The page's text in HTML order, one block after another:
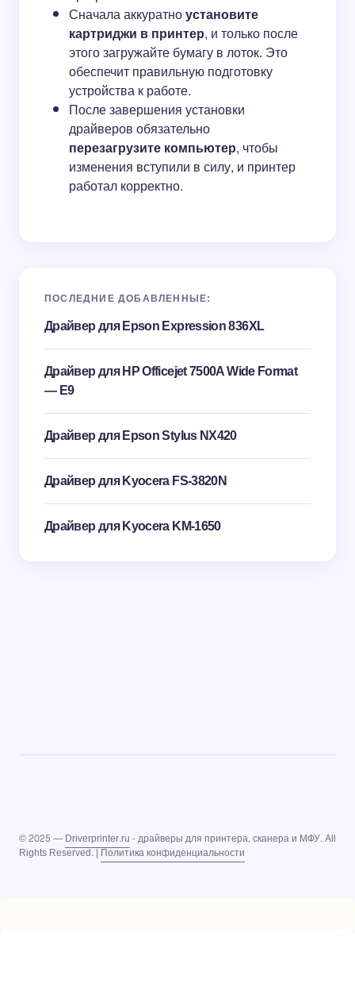
Сначала аккуратноустановите
картриджи в принтер, и только после
этого загружайте бумагу в лоток. Это
обеспечит правильную подготовку
устройства к работе.
После завершения установки
драйверов обязательно
перезагрузите компьютер, чтобы
изменения вступили в силу, и принтер
работал корректно.
ПОСЛЕДНИЕ ДОБАВЛЕННЫЕ:
Драйвер для Epson Expression 836XL
Драйвер для HP Officejet 7500A Wide Format
— E9
Драйвер для Epson Stylus NX420
Драйвер для Kyocera FS-3820N
Драйвер для Kyocera KM-1650
© 2025 —Driverprinter.ru- драйверы для принтера, сканера и МФУ. All
Rights Reserved. |Политика конфиденциальности